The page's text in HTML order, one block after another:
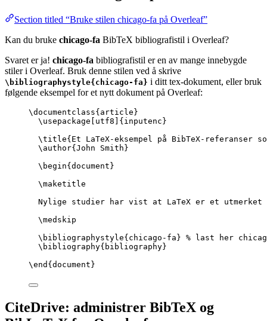
Section titled “Bruke stilen chicago-fa på Overleaf”
Kan du bruke chicago-fa BibTeX bibliografistil i Overleaf?
Svaret er ja! chicago-fa bibliografistil er en av mange innebygde
stiler i Overleaf. Bruk denne stilen ved å skrive
\bibliographystyle{chicago-fa} i ditt tex-dokument, eller bruk
følgende eksempel for et nytt dokument på Overleaf:
\documentclass{ article }
\usepackage
utf8 ]{ inputenc }
\title{Et LaTeX-eksempel på BibTeX-
\author{John Smith}
\begin{ document }
\maketitle
Nylige studier har vist at LaTeX er et utmerket
\medskip
\bibliographystyle{chicago-fa} % last her
\bibliography{bibliography}
\end { document }
CiteDrive: administrer BibTeX og